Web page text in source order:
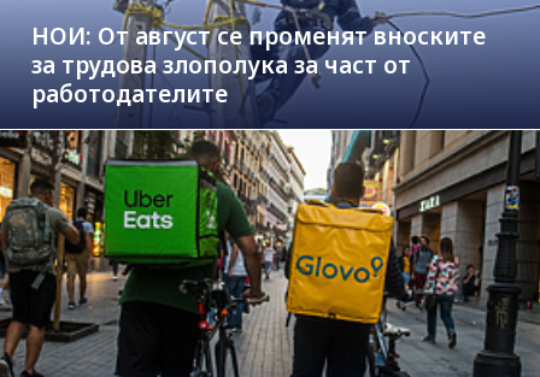
НОИ: От август се променят вноските
за трудова злополука за част от
работодателите